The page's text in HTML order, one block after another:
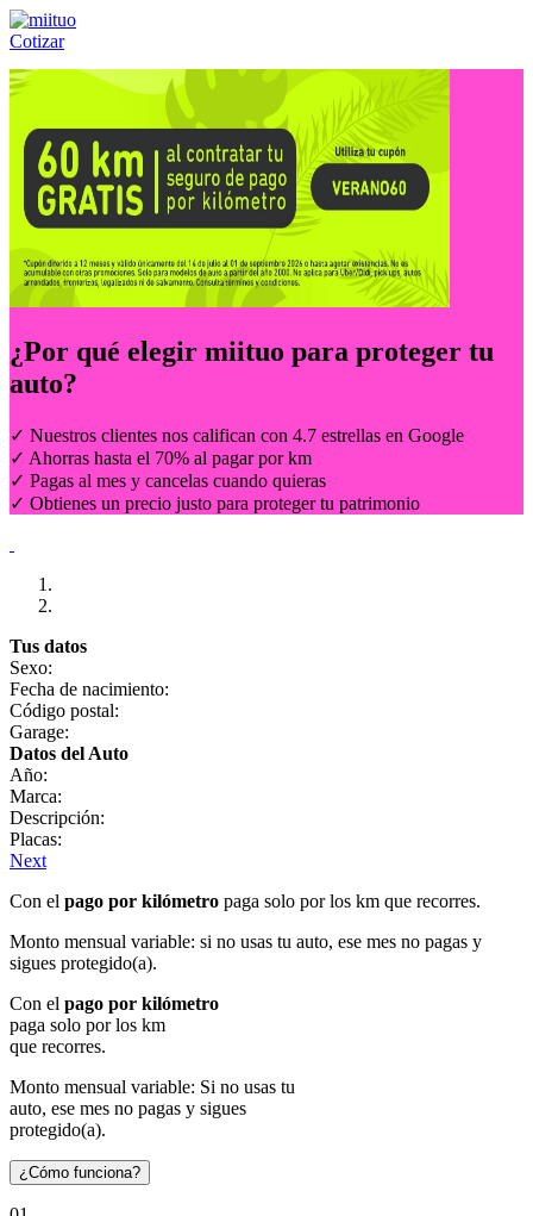
Cotizar
Llámanos al:(55) 84-21-05-00 ó
¿Por qué elegir miituo para proteger tu
auto?
✓ Nuestros clientes nos califican con 4.7 estrellas en Google
✓ Ahorras hasta el 70% al pagar por km
✓ Pagas al mes y cancelas cuando quieras
✓ Obtienes un precio justo para proteger tu patrimonio
Tus datos
Sexo:
Fecha de nacimiento:
Código postal:
Garage:
Datos del Auto
Año:
Marca:
Descripción:
Placas:
Next
Con el pago por kilómetro paga solo por los km que recorres.
Monto mensual variable: si no usas tu auto, ese mes no pagas y
sigues protegido(a).
Con el pago por kilómetro
paga solo por los km
que recorres.
Monto mensual variable: Si no usas tu
auto, ese mes no pagas y sigues
protegido(a).
¿Cómo funciona?